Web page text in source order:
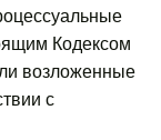
Кодексом
возложенные
с